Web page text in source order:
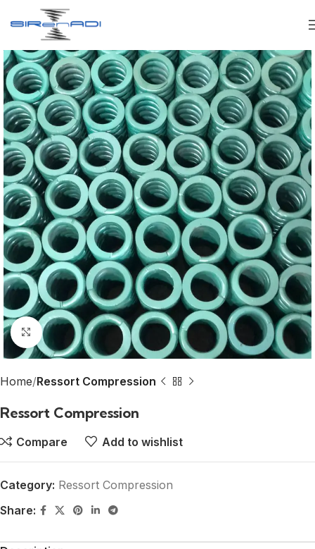
Click to enlarge
Home Ressort Compression
Ressort Compression
Compare Add to wishlist
Category: Ressort Compression
Share: